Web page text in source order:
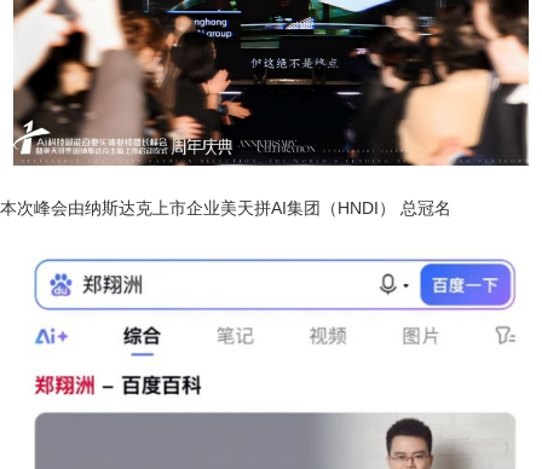
本次峰会由纳斯达克上市企业美天拼AI集团（HNDI） 总冠名